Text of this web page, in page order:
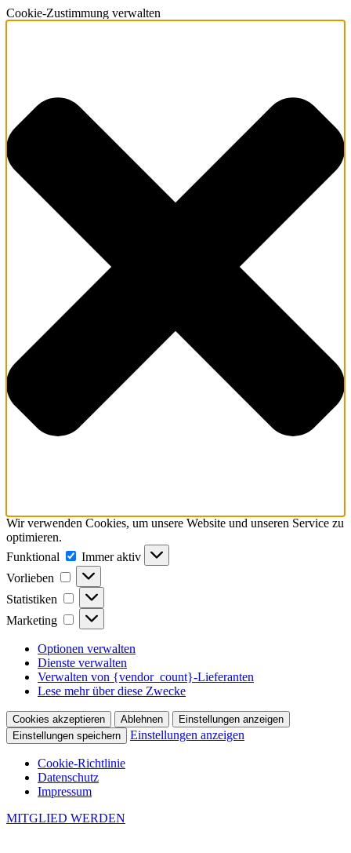
Cookie-Zustimmung verwalten
Wir verwenden Cookies, um unsere Website und unseren Service zu
optimieren.
Funktional
Funktional
Immer aktiv
Vorlieben
Vorlieben
Statistiken Statistiken
Marketing Marketing
Optionen verwalten
Dienste verwalten
Verwalten von {vendor_count}-Lieferanten
Lese mehr über diese Zwecke
Cookies akzeptieren Ablehnen
Einstellungen anzeigen
Einstellungen speichern
Einstellungen anzeigen
Cookie-Richtlinie
Datenschutz
Impressum
MITGLIED WERDEN